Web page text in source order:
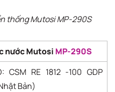
thống Mutosi MP-290S
nước Mutosi MP-290S
CSM RE 1812 -100 GDP
Bản)